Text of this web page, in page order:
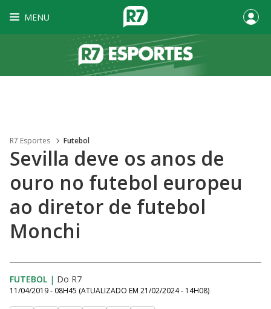
MENU
R7 Esportes Futebol
Sevilla deve os anos de
ouro no futebol europeu
ao diretor de futebol
Monchi
FUTEBOL | Do R7
11/04/2019 - 08H45 (ATUALIZADO EM 21/02/2024 - 14H08)